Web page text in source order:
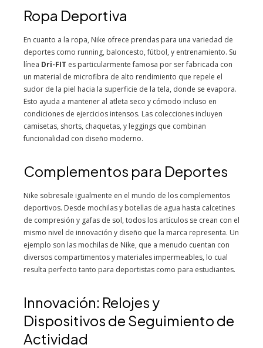
Ropa Deportiva
En cuanto a la ropa, Nike ofrece prendas para una variedad de
deportes como running, baloncesto, fútbol, y entrenamiento. Su
línea Dri-FIT es particularmente famosa por ser fabricada con
un material de microfibra de alto rendimiento que repele el
sudor de la piel hacia la superficie de la tela, donde se evapora.
Esto ayuda a mantener al atleta seco y cómodo incluso en
condiciones de ejercicios intensos. Las colecciones incluyen
camisetas, shorts, chaquetas, y leggings que combinan
funcionalidad con diseño moderno.
Complementos para Deportes
Nike sobresale igualmente en el mundo de los complementos
deportivos. Desde mochilas y botellas de agua hasta calcetines
de compresión y gafas de sol, todos los artículos se crean con el
mismo nivel de innovación y diseño que la marca representa. Un
ejemplo son las mochilas de Nike, que a menudo cuentan con
diversos compartimentos y materiales impermeables, lo cual
resulta perfecto tanto para deportistas como para estudiantes.
Innovación: Relojes y
Dispositivos de Seguimiento de
Actividad